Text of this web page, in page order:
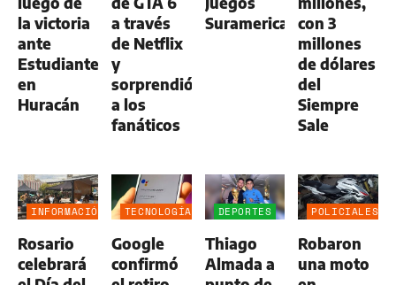
la victoria
ante
Estudiantes
en
Huracán
a través
de Netflix
y
sorprendió
a los
fanáticos
Suramericanoscon 3
millones
de dólares
del
Siempre
Sale
INFORMACIÓN
Rosario
celebrará
TECNOLOGÍA
Google
confirmó
DEPORTES
Thiago
Almada a
POLICIALES
Robaron
una moto